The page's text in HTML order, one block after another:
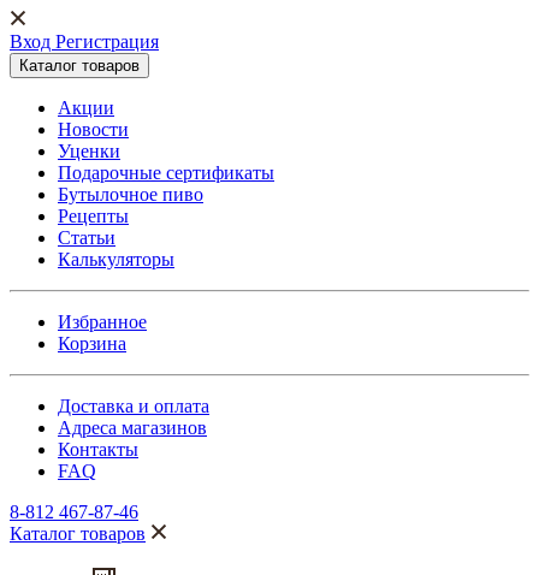
Вход Регистрация
Каталог товаров
Акции
Новости
Уценки
Подарочные сертификаты
Бутылочное пиво
Рецепты
Статьи
Калькуляторы
Избранное
Корзина
Доставка и оплата
Адреса магазинов
Контакты
FAQ
8-812 467-87-46
Каталог товаров